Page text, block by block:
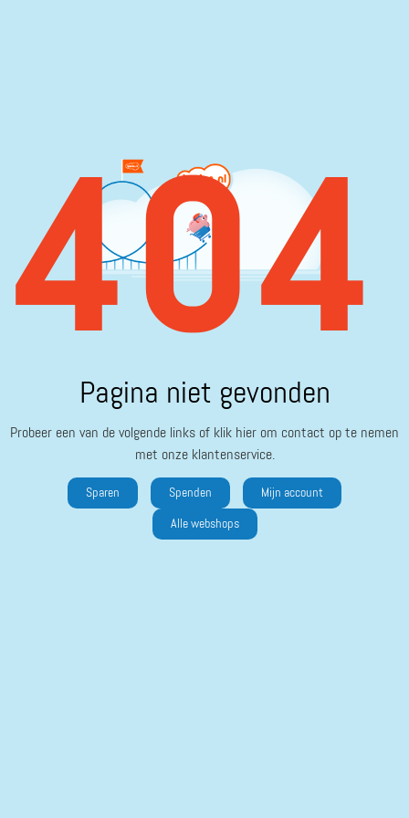
404
Pagina niet gevonden
Probeer een van de volgende links of klik hier om contact op te nemen
met onze klantenservice.
Sparen Spenden Mijn account
Alle webshops